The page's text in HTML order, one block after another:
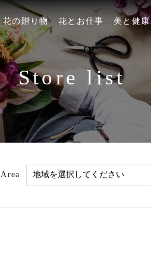
花の贈り物 花とお仕事 美と健康
Store list
Area